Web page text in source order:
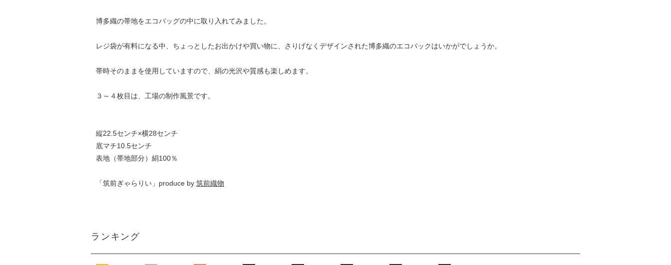
博多織の帯地をエコバッグの中に取り入れてみました。
レジ袋が有料になる中、ちょっとしたお出かけや買い物に、さりげなくデザインされた博多織のエコバックはいかがでしょうか。
帯時そのままを使用していますので、絹の光沢や質感も楽しめます。
３～４枚目は、工場の制作風景です。
縦22.5センチ×横28センチ
底マチ10.5センチ
表地（帯地部分）絹100％
「筑前ぎゃらりい」produce by 筑前織物
ランキング